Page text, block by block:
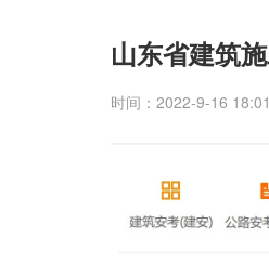
山东省建筑
时间：2022-9-16